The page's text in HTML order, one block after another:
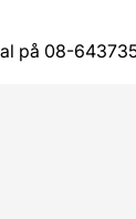
på 08-